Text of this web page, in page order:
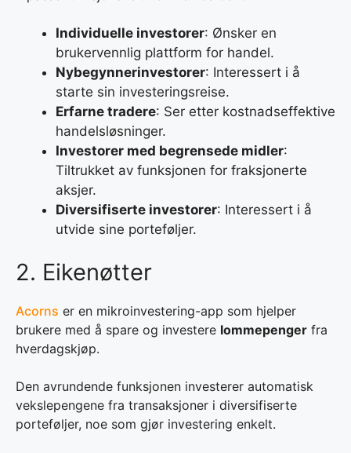
Individuelle investorer: Ønsker en
brukervennlig plattform for handel.
Nybegynnerinvestorer: Interessert i å
starte sin investeringsreise.
Erfarne tradere: Ser etter kostnadseffektive
handelsløsninger.
Investorer med begrensede midler:
Tiltrukket av funksjonen for fraksjonerte
aksjer.
Diversifiserte investorer: Interessert i å
utvide sine porteføljer.
2. Eikenøtter
Acorns er en mikroinvestering-app som hjelper
brukere med å spare og investere lommepenger fra
hverdagskjøp.
Den avrundende funksjonen investerer automatisk
vekslepengene fra transaksjoner i diversifiserte
porteføljer, noe som gjør investering enkelt.